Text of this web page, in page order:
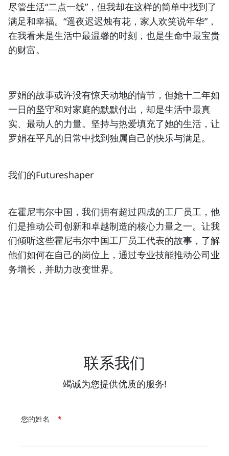
尽管生活“二点一线”，但我却在这样的简单中找到了
满足和幸福。“遥夜迟迟烛有花，家人欢笑说年华”，
在我看来是生活中最温馨的时刻，也是生命中最宝贵
的财富。
罗娟的故事或许没有惊天动地的情节，但她十二年如
一日的坚守和对家庭的默默付出，却是生活中最真
实、最动人的力量。坚持与热爱填充了她的生活，让
罗娟在平凡的日常中找到独属自己的快乐与满足。
我们的Futureshaper
在霍尼韦尔中国，我们拥有超过四成的工厂员工，他
们是推动公司创新和卓越制造的核心力量之一。让我
们倾听这些霍尼韦尔中国工厂员工代表的故事，了解
他们如何在自己的岗位上，通过专业技能推动公司业
务增长，并助力改变世界。
联系我们
竭诚为您提供优质的服务!
*
您的姓名